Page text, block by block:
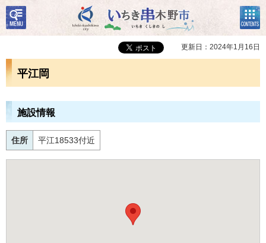
いちき串木野市
検
索・
共通
コン
テン
ツメ
ニュ
更新日：2024年1月16日
平江岡
施設情報
住所 平江18533付近